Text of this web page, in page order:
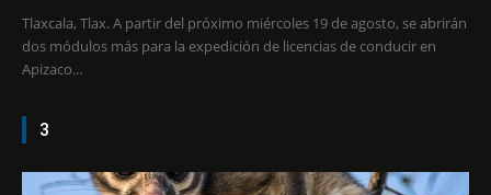
Tlaxcala, Tlax. A partir del próximo miércoles 19 de agosto, se abrirán
dos módulos más para la expedición de licencias de conducir en
Apizaco...
3